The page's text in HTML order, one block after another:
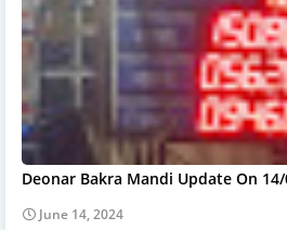
Deonar Bakra Mandi Update On
June 14, 2024